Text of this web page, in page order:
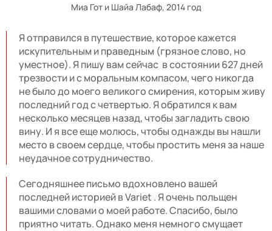
Миа Гот и Шайа Лабаф, 2014 год
Я отправился в путешествие, которое кажется
искупительным и праведным (грязное слово, но
уместное). Я пишу вам сейчас в состоянии 627 дней
трезвости и с моральным компасом, чего никогда
не было до моего великого смирения, которым живу
последний год с четвертью. Я обратился к вам
несколько месяцев назад, чтобы загладить свою
вину. И я все еще молюсь, чтобы однажды вы нашли
место в своем сердце, чтобы простить меня за наше
неудачное сотрудничество.
Сегодняшнее письмо вдохновлено вашей
последней историей в Variet . Я очень польщен
вашими словами о моей работе. Спасибо, было
приятно читать. Однако меня немного смущает